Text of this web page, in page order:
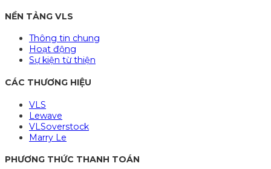
NỀN TẢNG VLS
Thông tin chung
Hoạt động
Sự kiện từ thiện
CÁC THƯƠNG HIỆU
VLS
Lewave
VLSoverstock
Marry Le
PHƯƠNG THỨC THANH TOÁN